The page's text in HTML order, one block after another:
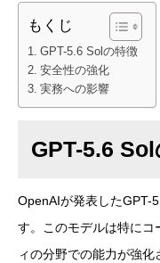
もくじ
GPT-5.6 Solの特徴
安全性の強化
実務への影響
GPT-5.6
OpenAIが発表したGPT-
す。このモデルは特にコ
ィの分野での能力が強化